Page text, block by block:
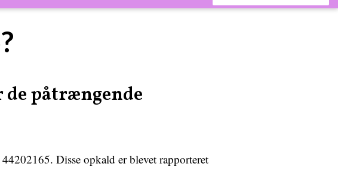
de påtrængende
Disse opkald er blevet rapporteret